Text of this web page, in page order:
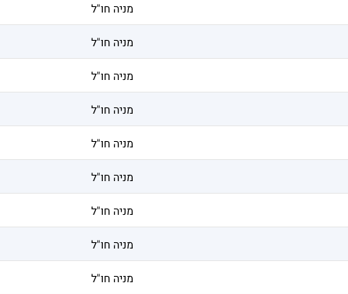
מניה חו"ל
מניה חו"ל
מניה חו"ל
מניה חו"ל
מניה חו"ל
מניה חו"ל
מניה חו"ל
מניה חו"ל
מניה חו"ל